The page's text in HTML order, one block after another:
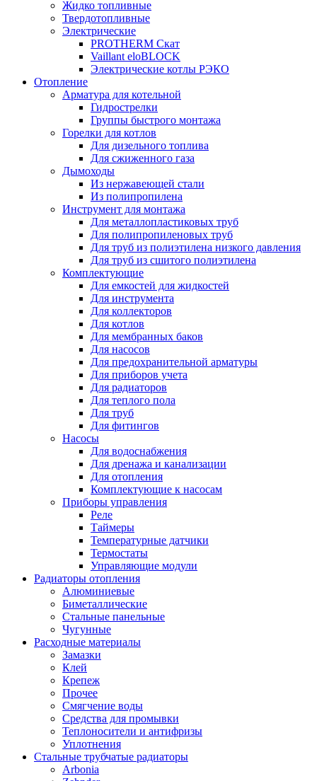
Жидко топливные
Твердотопливные
Электрические
PROTHERM Скат
Vaillant eloBLOCK
Электрические котлы РЭКО
Отопление
Арматура для котельной
Гидрострелки
Группы быстрого монтажа
Горелки для котлов
Для дизельного топлива
Для сжиженного газа
Дымоходы
Из нержавеющей стали
Из полипропилена
Инструмент для монтажа
Для металлопластиковых труб
Для полипропиленовых труб
Для труб из полиэтилена низкого давления
Для труб из сшитого полиэтилена
Комплектующие
Для емкостей для жидкостей
Для инструмента
Для коллекторов
Для котлов
Для мембранных баков
Для насосов
Для предохранительной арматуры
Для приборов учета
Для радиаторов
Для теплого пола
Для труб
Для фитингов
Насосы
Для водоснабжения
Для дренажа и канализации
Для отопления
Комплектующие к насосам
Приборы управления
Реле
Таймеры
Температурные датчики
Термостаты
Управляющие модули
Радиаторы отопления
Алюминиевые
Биметаллические
Стальные панельные
Чугунные
Расходные материалы
Замазки
Клей
Крепеж
Прочее
Смягчение воды
Средства для промывки
Теплоносители и антифризы
Уплотнения
Стальные трубчатые радиаторы
Arbonia